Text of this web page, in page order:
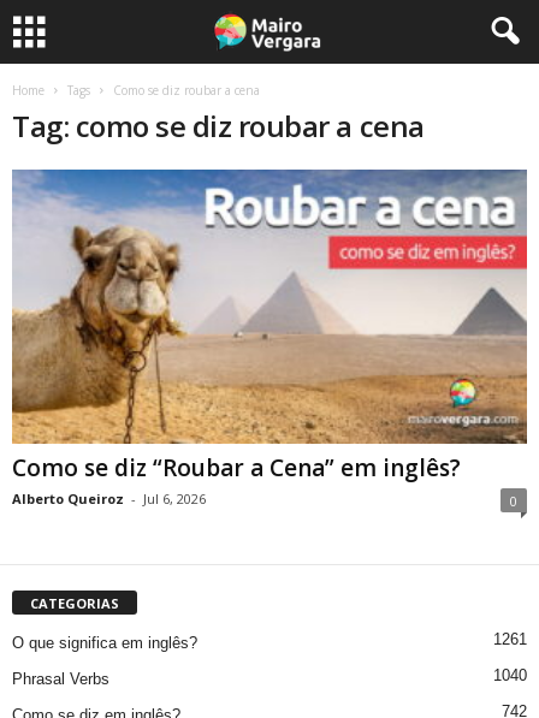
Home Tags Como se diz roubar a cena
Tag: como se diz roubar a cena
Como se diz “Roubar a Cena” em inglês?
Alberto Queiroz - Jul 6, 2026 0
CATEGORIAS
O que significa em inglês? 1261
Phrasal Verbs 1040
742